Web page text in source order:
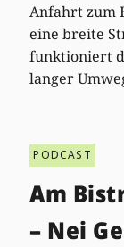
Anfahrt zum
eine breite
funktioniert
langer
PODCAST
Am
– Nei